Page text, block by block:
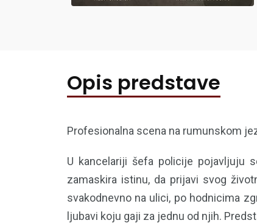
Opis predstave
Profesionalna scena na rumunskom
U kancelariji šefa policije pojavljuju
zamaskira istinu, da prijavi svog
svakodnevno na ulici, po hodnicima
ljubavi koju gaji za jednu od njih.